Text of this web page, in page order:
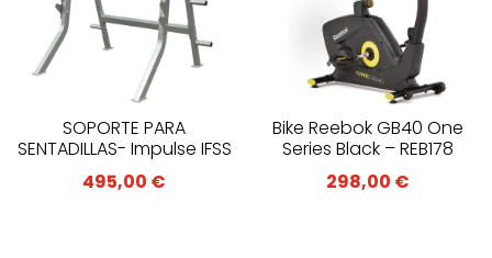
SOPORTE PARA
SENTADILLAS- Impulse IFSS
495,00 €
Bike Reebok GB40 One
Series Black – REB178
298,00 €